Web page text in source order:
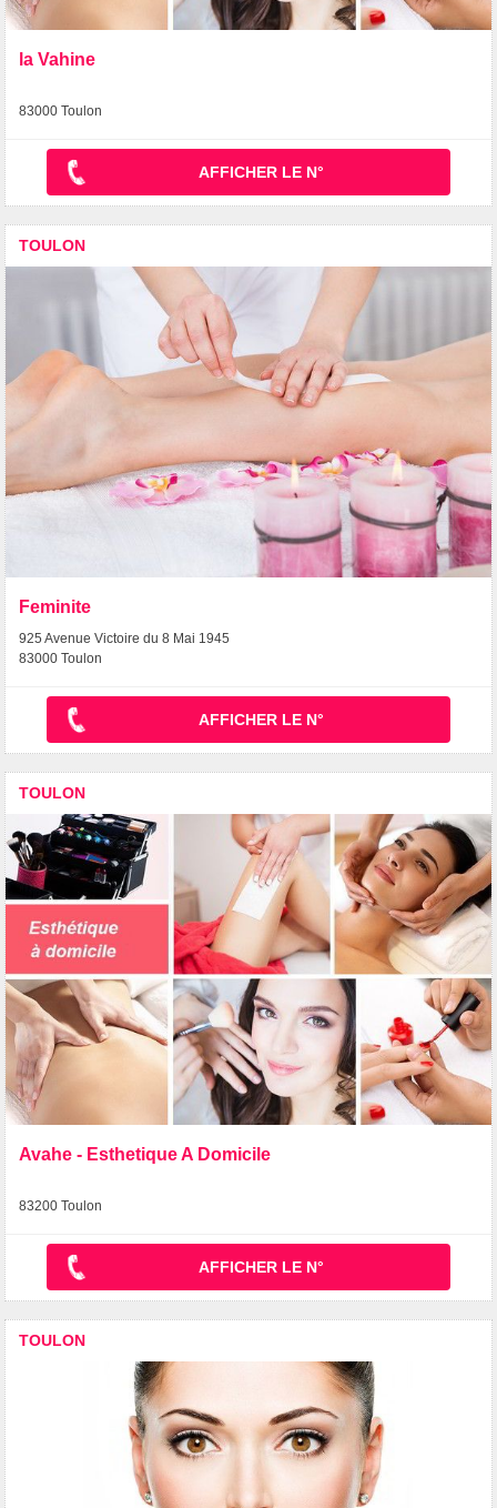
la Vahine
83000 Toulon
AFFICHER LE N°
TOULON
Feminite
925 Avenue Victoire du 8 Mai 1945
83000 Toulon
AFFICHER LE N°
TOULON
Avahe - Esthetique A Domicile
83200 Toulon
AFFICHER LE N°
TOULON